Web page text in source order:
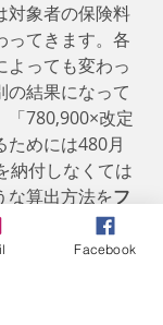
象者の保険料
ってきます。各
よっても変わっ
の結果になって
「780,900×改定
ためには480月
納付しなくては
な算出方法をフ
と呼んでおりま
Facebook